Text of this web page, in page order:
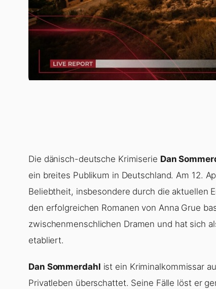
Die dänisch-deutsche Krimiserie Dan
ein breites Publikum in Deutschland. Am 12.
Beliebtheit, insbesondere durch die aktuellen
den erfolgreichen Romanen von Anna Grue
zwischenmenschlichen Dramen und hat sich
etabliert.
Dan Sommerdahl ist ein Kriminalkommissar
Privatleben überschattet. Seine Fälle löst er